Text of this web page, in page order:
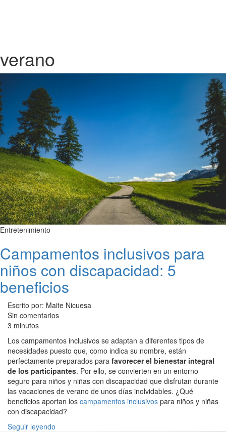
verano
Entretenimiento
Campamentos inclusivos para
niños con discapacidad: 5
beneficios
Escrito por: Maite Nicuesa
Sin comentarios
3 minutos
Los campamentos inclusivos se adaptan a diferentes tipos de
necesidades puesto que, como indica su nombre, están
perfectamente preparados para favorecer el bienestar integral
de los participantes. Por ello, se convierten en un entorno
seguro para niños y niñas con discapacidad que disfrutan durante
las vacaciones de verano de unos días inolvidables. ¿Qué
beneficios aportan los campamentos inclusivos para niños y niñas
con discapacidad?
Seguir leyendo